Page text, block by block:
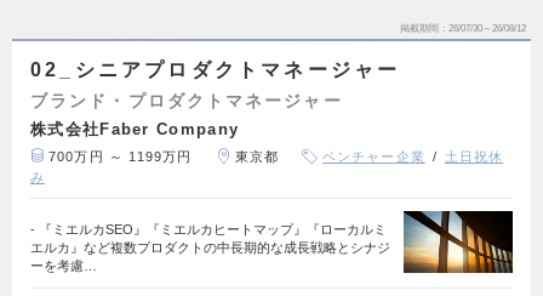
掲載期間 26/07/30～26/08/12
02_シニアプロダクトマネージャー
ブランド・プロダクトマネージャー
株式会社Faber Company
700万円 ～ 1199万円 東京都 ベンチャー企業
土日祝休
み
- 『ミエルカSEO』『ミエルカヒートマップ』『ローカルミ
エルカ』など複数プロダクトの中長期的な成長戦略とシナジ
ーを考慮…